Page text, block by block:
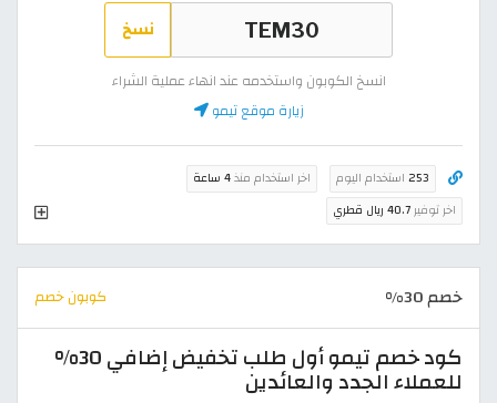
نسخ
انسخ الكوبون واستخدمه عند انهاء عملية الشراء
زيارة موقع تيمو
253 استخدام اليوم اخر استخدام منذ4 ساعة
اخر توفير40.7 ريال قطري
خصم 30% كوبون خصم
كود خصم تيمو أول طلب تخفيض إضافي 30%
للعملاء الجدد والعائدين